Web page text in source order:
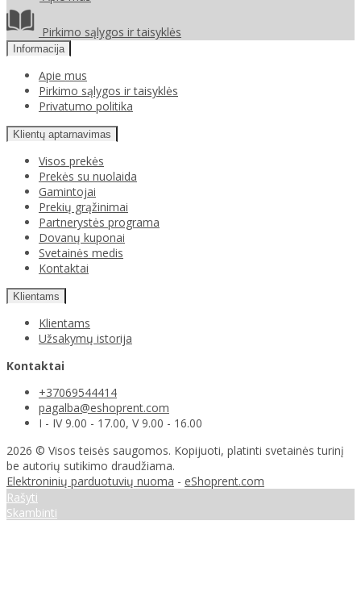
Pirkimo sąlygos ir taisyklės
Informacija
Apie mus
Pirkimo sąlygos ir taisyklės
Privatumo politika
Klientų aptarnavimas
Visos prekės
Prekės su nuolaida
Gamintojai
Prekių grąžinimai
Partnerystės programa
Dovanų kuponai
Svetainės medis
Kontaktai
Klientams
Klientams
Užsakymų istorija
Kontaktai
+37069544414
pagalba@eshoprent.com
I - IV 9.00 - 17.00, V 9.00 - 16.00
2026 © Visos teisės saugomos. Kopijuoti, platinti svetainės turinį
be autorių sutikimo draudžiama.
Elektroninių parduotuvių nuoma - eShoprent.com
Rašyti
Skambinti